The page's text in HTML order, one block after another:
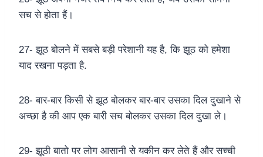
सच से होता हैं।
27- झूठ बोलने में सबसे बड़ी परेशानी यह है, कि झूठ को हमेशा
याद रखना पड़ता है.
28- बार-बार किसी से झूठ बोलकर बार-बार उसका दिल दुखाने से
अच्छा है की आप एक बारी सच बोलकर उसका दिल दुखा ले।
29- झूठी बातो पर लोग आसानी से यकीन कर लेते हैं और सच्ची